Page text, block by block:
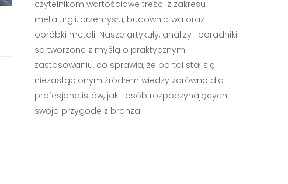
czytelnikom wartościowe treści z zakresu
metalurgii, przemysłu, budownictwa oraz
obróbki metali. Nasze artykuły, analizy i poradniki
są tworzone z myślą o praktycznym
zastosowaniu, co sprawia, że portal stał się
niezastąpionym źródłem wiedzy zarówno dla
profesjonalistów, jak i osób rozpoczynających
swoją przygodę z branżą.